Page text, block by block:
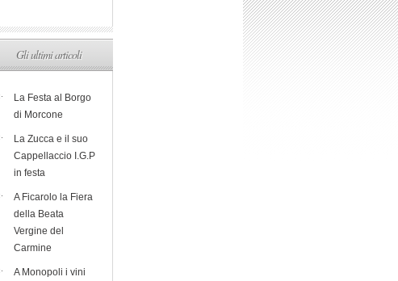
Gli ultimi articoli
La Festa al Borgo
di Morcone
La Zucca e il suo
Cappellaccio I.G.P
in festa
A Ficarolo la Fiera
della Beata
Vergine del
Carmine
A Monopoli i vini